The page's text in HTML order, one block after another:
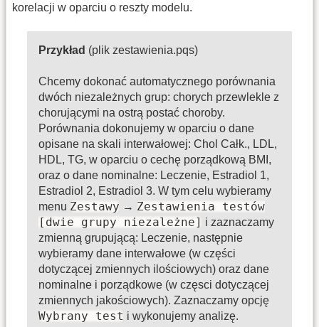
korelacji w oparciu o reszty modelu.
Przykład (plik zestawienia.pqs)
Chcemy dokonać automatycznego porównania
dwóch niezależnych grup: chorych przewlekle z
chorującymi na ostrą postać choroby.
Porównania dokonujemy w oparciu o dane
opisane na skali interwałowej: Chol Całk., LDL,
HDL, TG, w oparciu o cechę porządkową BMI,
oraz o dane nominalne: Leczenie, Estradiol 1,
Estradiol 2, Estradiol 3. W tym celu wybieramy
menu Zestawy → Zestawienia testów
[dwie grupy niezależne] i zaznaczamy
zmienną grupującą: Leczenie, następnie
wybieramy dane interwałowe (w części
dotyczącej zmiennych ilościowych) oraz dane
nominalne i porządkowe (w częsci dotyczącej
zmiennych jakościowych). Zaznaczamy opcję
Wybrany test i wykonujemy analizę.